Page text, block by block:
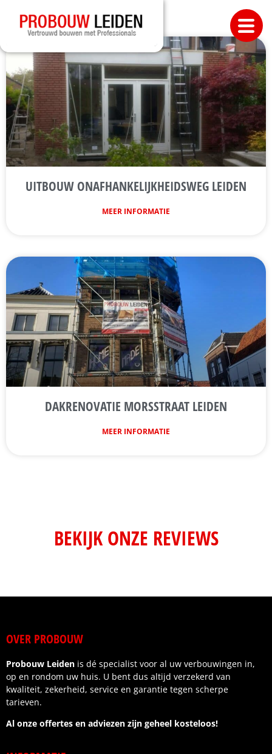
UITBOUW ONAFHANKELIJKHEIDSWEG LEIDEN
MEER INFORMATIE
DAKRENOVATIE MORSSTRAAT LEIDEN
MEER INFORMATIE
BEKIJK ONZE REVIEWS
OVER PROBOUW
Probouw Leiden is dé specialist voor al uw verbouwingen in,
op en rondom uw huis. U bent dus altijd verzekerd van
kwaliteit, zekerheid, service en garantie tegen scherpe
tarieven.
Al onze offertes en adviezen zijn geheel kosteloos!